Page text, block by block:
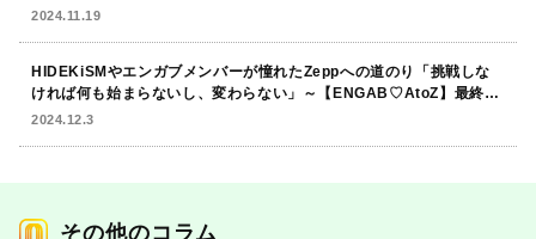
2024.11.19
HIDEKiSMやエンガブメンバーが憧れたZeppへの道のり「挑戦しな
ければ何も始まらないし、変わらない」～【ENGAB♡AtoZ】最終回
～
2024.12.3
その他のコラム